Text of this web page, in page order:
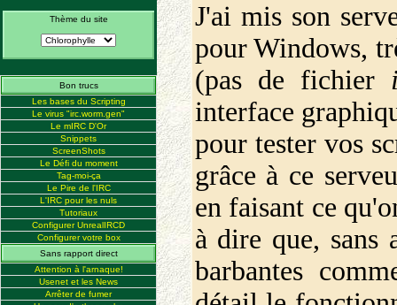
Thème du site
Bon trucs
Les bases du Scripting
Le virus "irc.worm.gen"
Le mIRC D'Or
Snippets
ScreenShots
Le Défi du moment
Tag-moi-ça
Le Pire de l'IRC
L'IRC pour les nuls
Tutoriaux
Configurer UnrealIRCD
Configurer votre box
Sans rapport direct
Attention à l'arnaque!
Usenet et les News
Arrêter de fumer
J'ai mis son
pour Windows,
(pas de fichier
interface
pour tester vos
grâce à ce
en faisant ce
à dire que,
barbantes